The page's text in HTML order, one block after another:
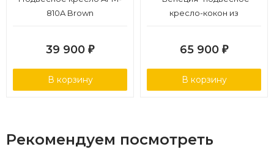
810A Brown
39 900 ₽
В корзину
кресло-кокон из
бежевой подушкой
65 900 ₽
В корзину
Рекомендуем посмотреть